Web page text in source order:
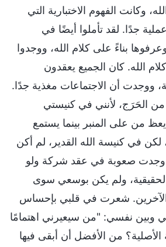
وكانت الفهوم الاختبارية التي
جدًا. لقد تأملوا أيضًا في
بناءً على كلام الله، ووجدوا
الله. كان الجميع يعقدون
ووجدت أن الاجتماعات مغذية جدًا.
الحَرَج، لأنني في كنيستي
من على المنبر بينما يستمع
في كنيسة الله القدير، لم أكن
وجدت صعوبة في عقد شركة ولو
الحقيقية، ولم يكن بوسعي سوى
الآخرين. شعرت في قلبي بإحساس
وبين نفسي: "من سيعيرني اهتمامًا
من الأفضل أن أبقى فيها